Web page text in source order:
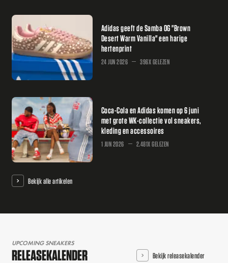
Adidas geeft de Samba OG "Brown
Desert Warm Vanilla" een harige
hertenprint
24 JUN 2026 396X GELEZEN
Coca-Cola en Adidas komen op 6 juni
met grote WK-collectie vol sneakers,
kleding en accessoires
1 JUN 2026 2.481X GELEZEN
Bekijk alle artikelen
UPCOMING SNEAKERS
RELEASEKALENDER Bekijk releasekalender